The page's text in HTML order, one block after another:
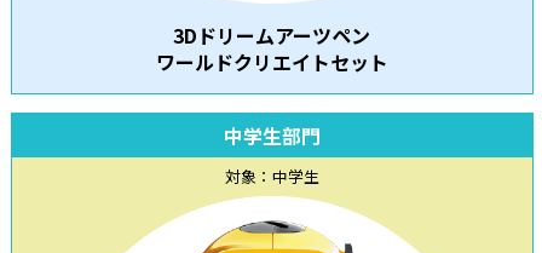
3Dドリームアーツペン
ワールドクリエイトセット
中学生部門
対象：中学生